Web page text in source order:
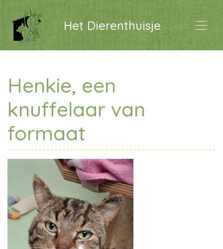
Het Dierenthuisje
Henkie, een
knuffelaar van
formaat